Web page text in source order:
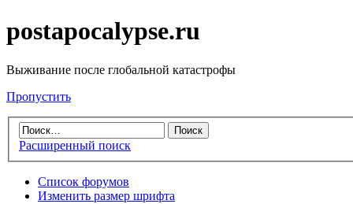
postapocalypse.ru
Выживание после глобальной катастрофы
Пропустить
Расширенный поиск
Список форумов
Изменить размер шрифта